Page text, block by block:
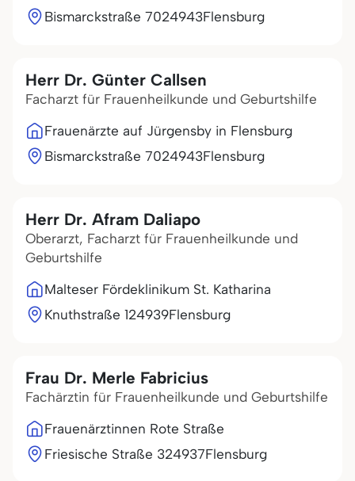
Bismarckstraße 7024943Flensburg
Herr Dr. Günter Callsen
Facharzt für Frauenheilkunde und Geburtshilfe
Frauenärzte auf Jürgensby in Flensburg
Bismarckstraße 7024943Flensburg
Herr Dr. Afram Daliapo
Oberarzt, Facharzt für Frauenheilkunde und
Geburtshilfe
Malteser Fördeklinikum St. Katharina
Knuthstraße 124939Flensburg
Frau Dr. Merle Fabricius
Fachärztin für Frauenheilkunde und Geburtshilfe
Frauenärztinnen Rote Straße
Friesische Straße 324937Flensburg